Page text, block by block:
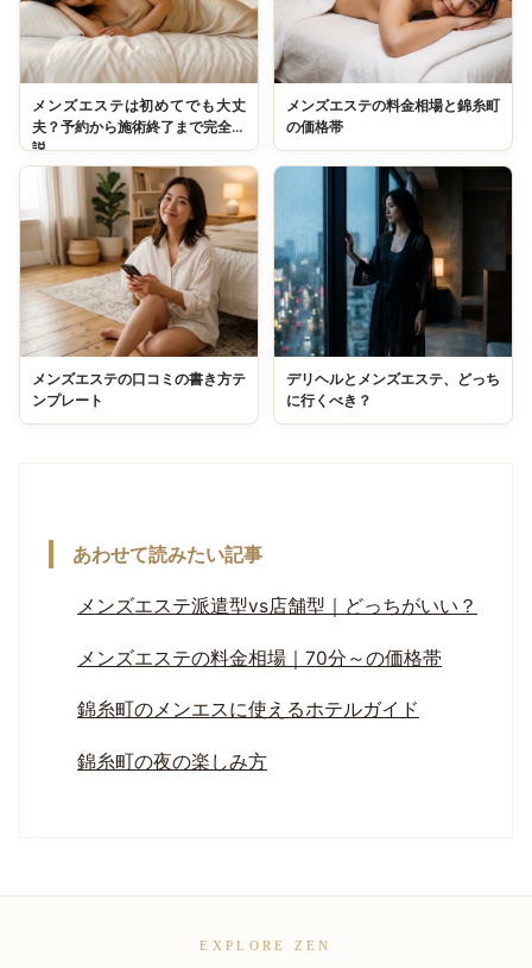
メンズエステは初めてでも大丈
夫？予約から施術終了まで完全解
説
メンズエステの料金相場と錦糸町
の価格帯
メンズエステの口コミの書き方テ
ンプレート
デリヘルとメンズエステ、どっち
に行くべき？
あわせて読みたい記事
メンズエステ派遣型vs店舗型｜どっちがいい？
メンズエステの料金相場｜70分～の価格帯
錦糸町のメンエスに使えるホテルガイド
錦糸町の夜の楽しみ方
EXPLORE ZEN